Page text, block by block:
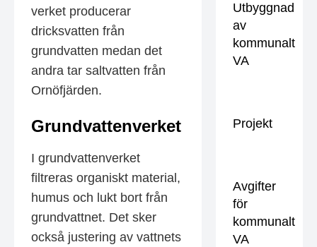
verket producerar
dricksvatten från
grundvatten medan det
andra tar saltvatten från
Ornöfjärden.
Grundvattenverket
I grundvattenverket
filtreras organiskt material,
humus och lukt bort från
grundvattnet. Det sker
också justering av vattnets
Utbyggnad
av
kommunalt
VA
Projekt
Avgifter
för
kommunalt
VA